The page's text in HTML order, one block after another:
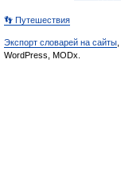
👣 Путешествия
Экспорт словарей на сайты
WordPress, MODx.